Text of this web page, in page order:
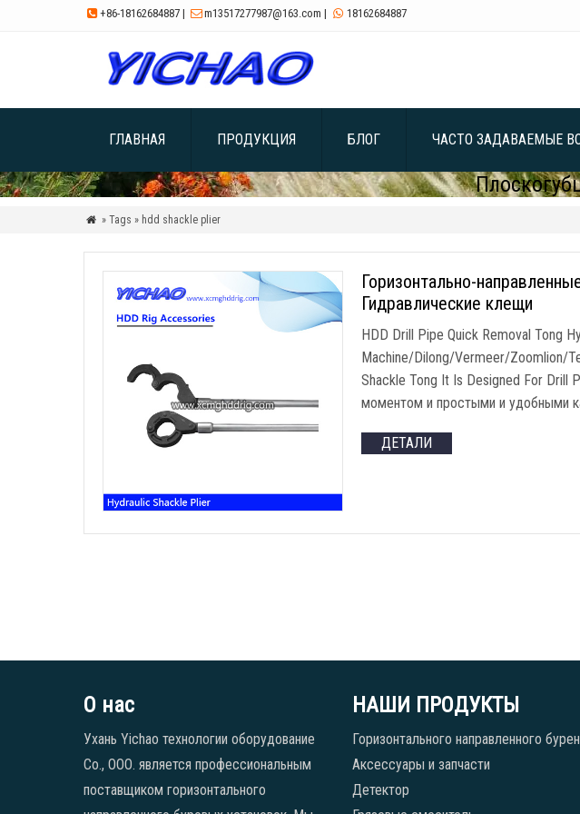
 +86-18162684887 | m13517277987@163.com |  18162684887
ГЛАВНАЯ ПРОДУКЦИЯ БЛОГ ЧАСТО ЗАДАВАЕМЫЕ
 » Tags » hdd shackle plier
Горизонтально-
Гидравлические клещи
HDD Drill Pipe Quick Removal Tong
Machine/Dilong/Vermeer/Zoomlion/
Shackle Tong It Is Designed For Drill
моментом и простыми и удобными
ДЕТАЛИ
О нас
Ухань Yichao технологии оборудование
Co., ООО. является профессиональным
поставщиком горизонтального
НАШИ ПРОДУКТЫ
Горизонтального направленного
Аксессуары и запчасти
Детектор